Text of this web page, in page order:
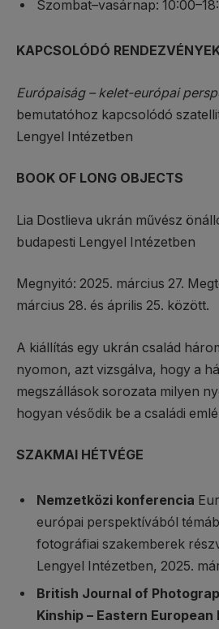
Szombat–vasárnap:
KAPCSOLÓDÓ
Európaiság – kelet-európai
bemutatóhoz kapcsolódó
Lengyel Intézetben
BOOK OF LONG OBJECTS
Lia Dostlieva ukrán művész
budapesti Lengyel Intézetben
Megnyitó: 2025. március 27.
március 28. és április 25. között.
A kiállítás egy ukrán család
nyomon, azt vizsgálva, hogy a
megszállások sorozata milyen
hogyan vésődik be a családi
SZAKMAI HÉTVÉGE
Nemzetközi konferencia
európai perspektívából
fotográfiai szakemberek
Lengyel Intézetben, 2025.
British Journal of
Kinship – Eastern